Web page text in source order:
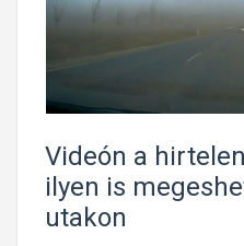
Videón a
ilyen is
utakon